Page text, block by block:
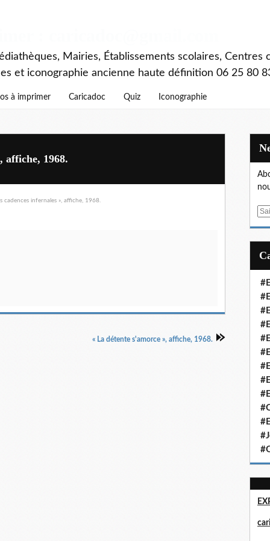
Mairies, Établissements scolaires, Centres
et iconographie ancienne haute définition 06 25 80
à imprimer Caricadoc Quiz Iconographie
affiche, 1968.
« La détente s'amorce », affiche, 1968.
E